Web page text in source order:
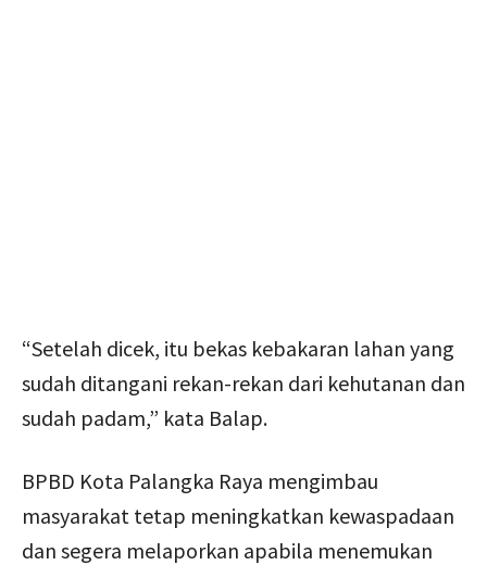
“Setelah dicek, itu bekas kebakaran lahan yang
sudah ditangani rekan-rekan dari kehutanan dan
sudah padam,” kata Balap.
BPBD Kota Palangka Raya mengimbau
masyarakat tetap meningkatkan kewaspadaan
dan segera melaporkan apabila menemukan